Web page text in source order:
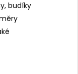
budíky